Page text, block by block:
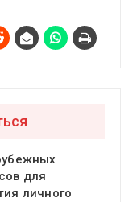
для
личного